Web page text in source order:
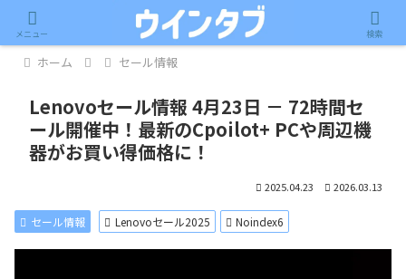
記事内に広告が含まれています。
ホーム セール情報
Lenovoセール情報 4月23日 － 72時間セ
ール開催中！最新のCpoilot+ PCや周辺機
器がお買い得価格に！
2025.04.23 2026.03.13
セール情報 Lenovoセール2025 Noindex6
メニュー 検索